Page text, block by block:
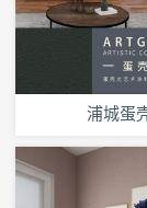
浦城蛋